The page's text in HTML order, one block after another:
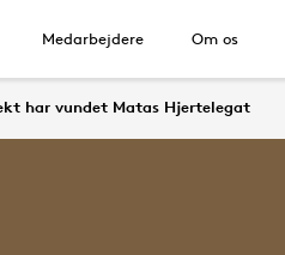
Medarbejdere Om os
har vundet Matas Hjertelegat